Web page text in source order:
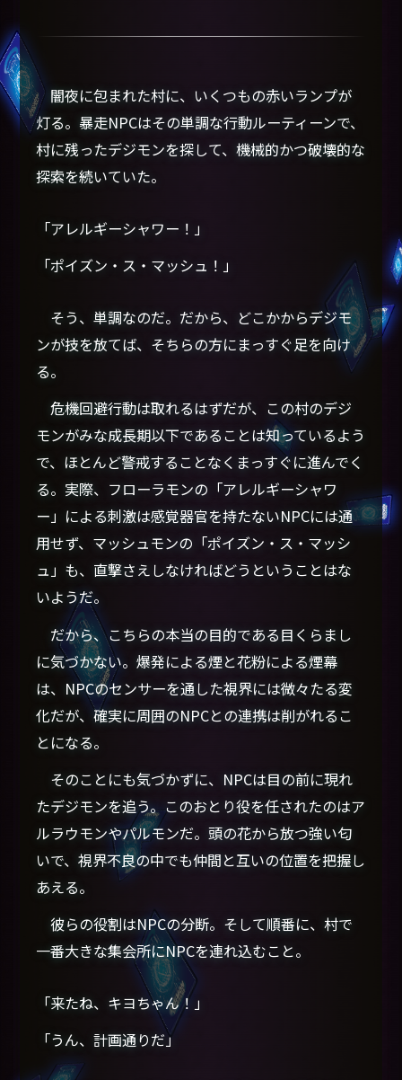
闇夜に包まれた村に、いくつもの赤いランプが
灯る。暴走NPCはその単調な行動ルーティーンで、
村に残ったデジモンを探して、機械的かつ破壊的な
探索を続いていた。
「アレルギーシャワー！」
「ポイズン・ス・マッシュ！」
そう、単調なのだ。だから、どこかからデジモ
ンが技を放てば、そちらの方にまっすぐ足を向け
る。
危機回避行動は取れるはずだが、この村のデジ
モンがみな成長期以下であることは知っているよう
で、ほとんど警戒することなくまっすぐに進んでく
る。実際、フローラモンの「アレルギーシャワ
ー」による刺激は感覚器官を持たないNPCには通
用せず、マッシュモンの「ポイズン・ス・マッシ
ュ」も、直撃さえしなければどうということはな
いようだ。
だから、こちらの本当の目的である目くらまし
に気づかない。爆発による煙と花粉による煙幕
は、NPCのセンサーを通した視界には微々たる変
化だが、確実に周囲のNPCとの連携は削がれるこ
とになる。
そのことにも気づかずに、NPCは目の前に現れ
たデジモンを追う。このおとり役を任されたのはア
ルラウモンやパルモンだ。頭の花から放つ強い匂
いで、視界不良の中でも仲間と互いの位置を把握し
あえる。
彼らの役割はNPCの分断。そして順番に、村で
一番大きな集会所にNPCを連れ込むこと。
「来たね、キヨちゃん！」
「うん、計画通りだ」